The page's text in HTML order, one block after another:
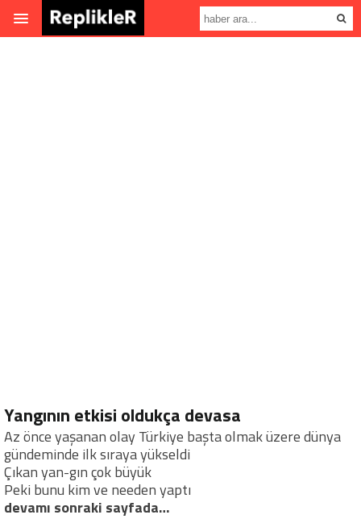
Yangının etkisi oldukça devasa
Az önce yaşanan olay Türkiye başta olmak üzere dünya
gündeminde ilk sıraya yükseldi
Çıkan yan-gın çok büyük
Peki bunu kim ve needen yaptı
devamı sonraki sayfada…